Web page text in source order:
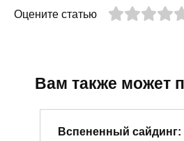
Оцените статью
Вам также может
Вспененный